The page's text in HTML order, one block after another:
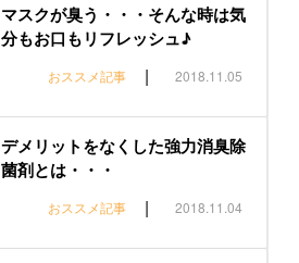
マスクが臭う・・・そんな時は気
分もお口もリフレッシュ♪
おススメ記事 | 2018.11.05
デメリットをなくした強力消臭除
菌剤とは・・・
おススメ記事 | 2018.11.04